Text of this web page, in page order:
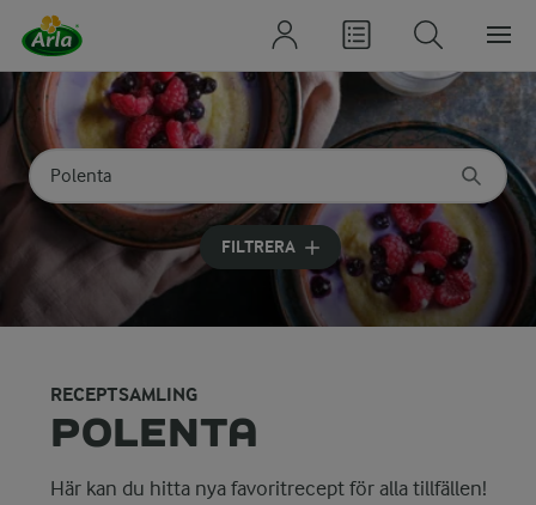
Sök på kategori eller ingrediens
Skriv in sökord för att få förslag
FILTRERA
RECEPTSAMLING
POLENTA
Här kan du hitta nya favoritrecept för alla tillfällen!